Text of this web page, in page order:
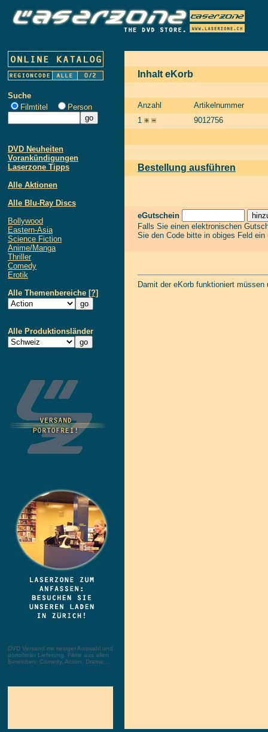
Suche
Filmtitel
Person
DVD Neuheiten
Vorankündigungen
Laserzone Tipps
Alle Aktionen
Alle Blu-Ray Discs
Bollywood
Eastern-Asia
Science Fiction
Anime/Manga
Thriller
Comedy
Erotik
Alle Themenbereiche [?]
Alle Produktionsländer
DVD Versand mit riesiger Auswahl und
portofreier Lieferung. Filme aus allen
Bereichen: Comedy, Action, Drama, ...
Inhalt eKorb
Anzahl
Artikelnummer
1
9012756
Bestellung ausführen
eGutschein
Falls Sie einen elektronischen
Sie den Code bitte in obiges Feld
Damit der eKorb funktioniert